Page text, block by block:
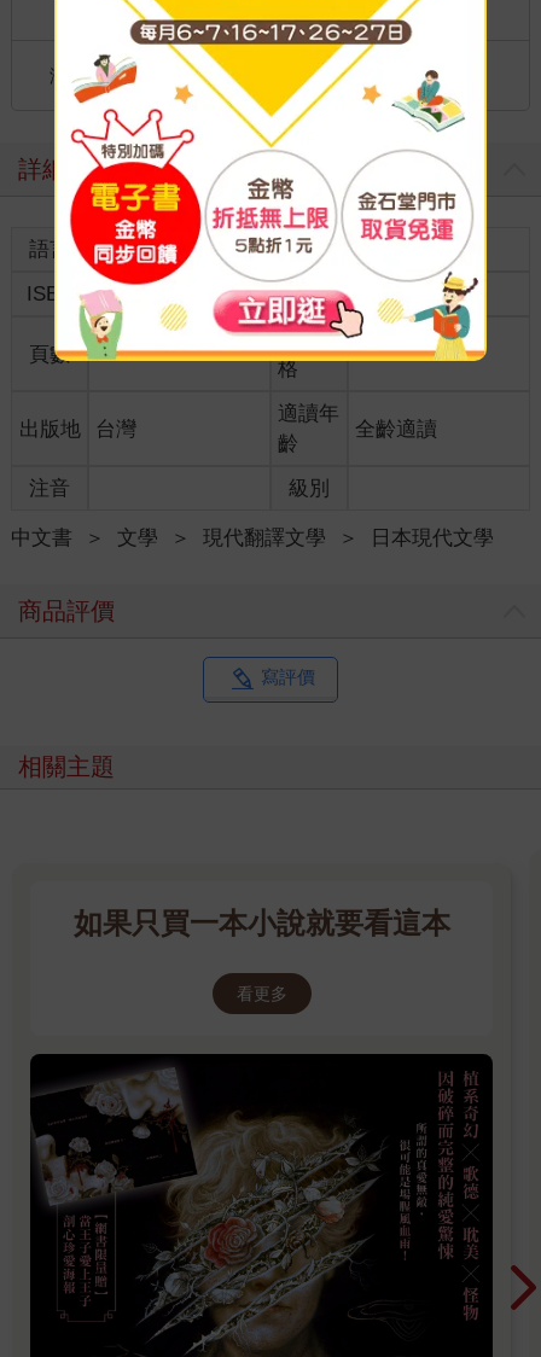
海外
國際快遞：全球
港澳店取：
詳細資料
語言 中文繁體 裝訂
紙本平裝
ISBN
9786264430135 分級 普通級
頁數 272
商品規
格
12.8*18.8*0.0
出版地 台灣
適讀年
齡
全齡適讀
注音 級別
中文書 ＞ 文學 ＞ 現代翻譯文學 ＞ 日本現代文學
商品評價
寫評價
相關主題
如果只買一本小說就要看這本
看更多